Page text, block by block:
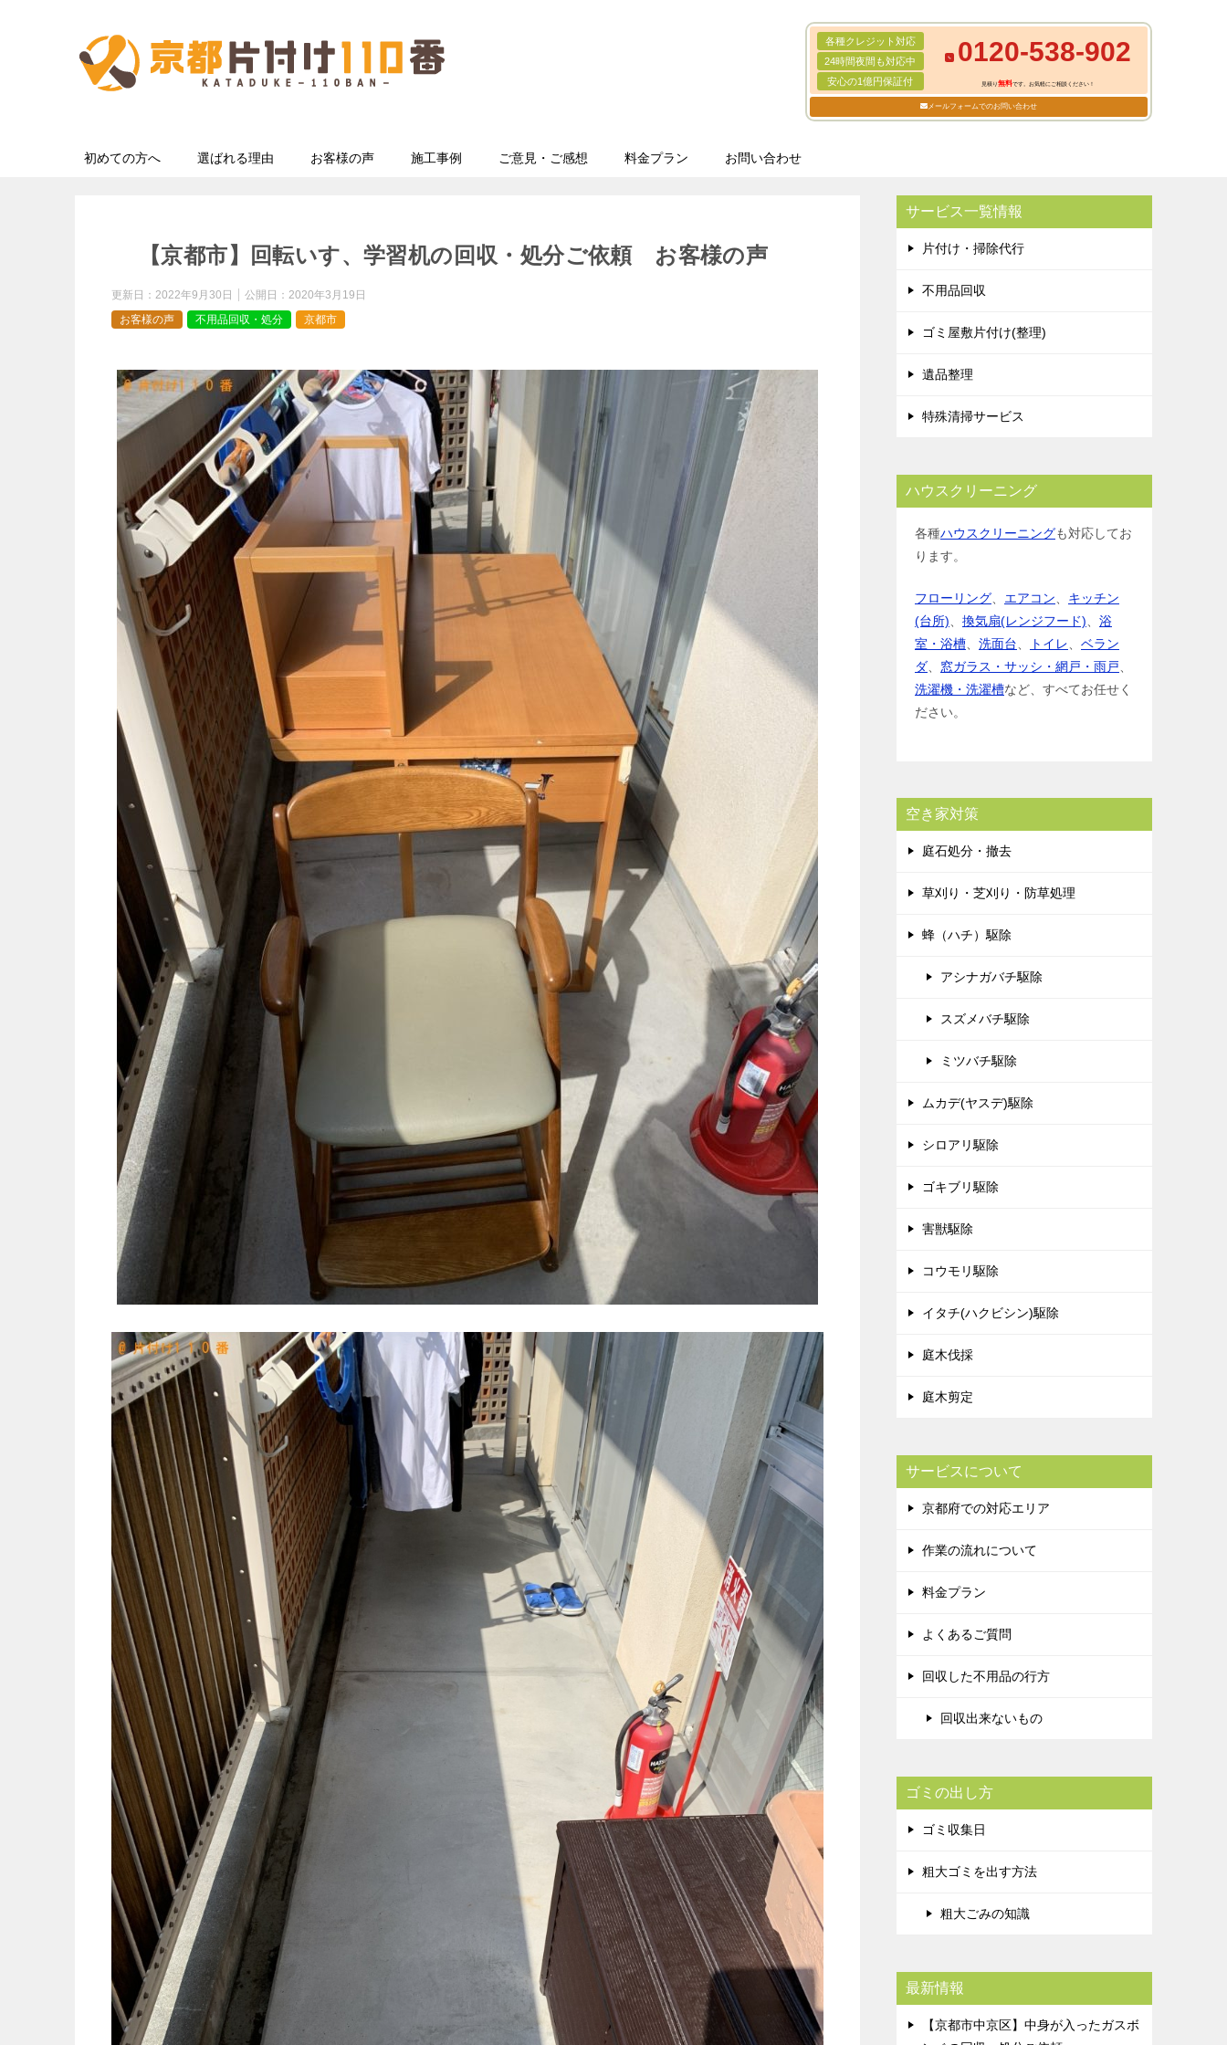
各種クレジット対応
24時間夜間も対応中
安心の1億円保証付
0120-538-902
見積り無料です。お気軽にご相談ください！
メールフォームでのお問い合わせ
初めての方へ 選ばれる理由 お客様の声 施工事例 ご意見・ご感想 料金プラン お問い合わせ
【京都市】回転いす、学習机の回収・処分ご依頼 お客様の声
更新日： 2022年9月30日 公開日： 2020年3月19日
お客様の声
不用品回収・処分 京都市
サービス一覧情報
片付け・掃除代行
不用品回収
ゴミ屋敷片付け(整理)
遺品整理
特殊清掃サービス
ハウスクリーニング
各種ハウスクリーニングも対応してお
ります。
フローリング エアコン
キッチン
(台所)
換気扇(レンジフード)
浴
室・浴槽
洗面台 トイレ
ベラン
ダ
窓ガラス・サッシ・網戸・雨戸
洗濯機・洗濯槽など、すべてお任せく
ださい。
空き家対策
庭石処分・撤去
草刈り・芝刈り・防草処理
蜂（ハチ）駆除
アシナガバチ駆除
スズメバチ駆除
ミツバチ駆除
ムカデ(ヤスデ)駆除
シロアリ駆除
ゴキブリ駆除
害獣駆除
コウモリ駆除
イタチ(ハクビシン)駆除
庭木伐採
庭木剪定
サービスについて
京都府での対応エリア
作業の流れについて
料金プラン
よくあるご質問
回収した不用品の行方
回収出来ないもの
ゴミの出し方
ゴミ収集日
粗大ゴミを出す方法
粗大ごみの知識
最新情報
【京都市中京区】中身が入ったガスボ